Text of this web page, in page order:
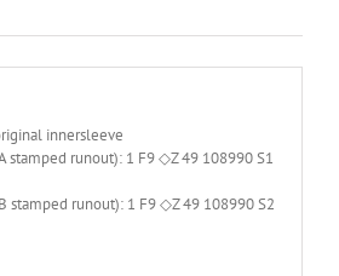
innersleeve
stamped runout): 1 F9 ◇Z 49 108990 S1
stamped runout): 1 F9 ◇Z 49 108990 S2